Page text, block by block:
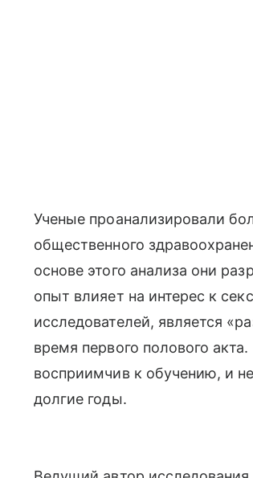
Ученые проанализировали
общественного
основе этого анализа они
опыт влияет на интерес к
исследователей, является
время первого полового
восприимчив к обучению, и
долгие годы.